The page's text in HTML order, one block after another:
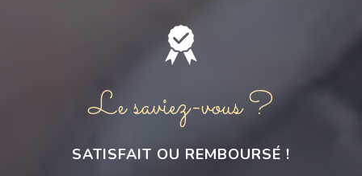
Le saviez-vous ?
SATISFAIT OU REMBOURSÉ !